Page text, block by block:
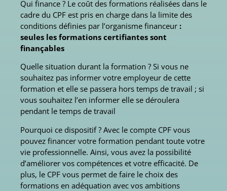
Qui finance ? Le coût des formations réalisées dans le
cadre du CPF est pris en charge dans la limite des
conditions définies par l’organisme financeur :
seules les formations certifiantes sont
finançables
Quelle situation durant la formation ? Si vous ne
souhaitez pas informer votre employeur de cette
formation et elle se passera hors temps de travail ; si
vous souhaitez l’en informer elle se déroulera
pendant le temps de travail
Pourquoi ce dispositif ? Avec le compte CPF vous
pouvez financer votre formation pendant toute votre
vie professionnelle. Ainsi, vous avez la possibilité
d’améliorer vos compétences et votre efficacité. De
plus, le CPF vous permet de faire le choix des
formations en adéquation avec vos ambitions